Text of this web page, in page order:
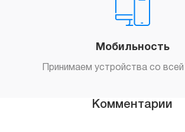
Мобильность
Принимаем устройства со
Комментарии